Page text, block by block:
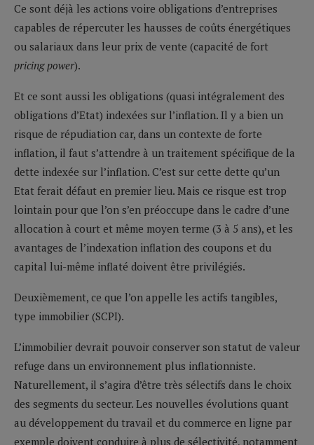
Ce sont déjà les actions voire obligations d’entreprises
capables de répercuter les hausses de coûts énergétiques
ou salariaux dans leur prix de vente (capacité de fort
pricing power).
Et ce sont aussi les obligations (quasi intégralement des
obligations d’Etat) indexées sur l’inflation. Il y a bien un
risque de répudiation car, dans un contexte de forte
inflation, il faut s’attendre à un traitement spécifique de la
dette indexée sur l’inflation. C’est sur cette dette qu’un
Etat ferait défaut en premier lieu. Mais ce risque est trop
lointain pour que l’on s’en préoccupe dans le cadre d’une
allocation à court et même moyen terme (3 à 5 ans), et les
avantages de l’indexation inflation des coupons et du
capital lui-même inflaté doivent être privilégiés.
Deuxièmement, ce que l’on appelle les actifs tangibles,
type immobilier (SCPI).
L’immobilier devrait pouvoir conserver son statut de valeur
refuge dans un environnement plus inflationniste.
Naturellement, il s’agira d’être très sélectifs dans le choix
des segments du secteur. Les nouvelles évolutions quant
au développement du travail et du commerce en ligne par
exemple doivent conduire à plus de sélectivité, notamment